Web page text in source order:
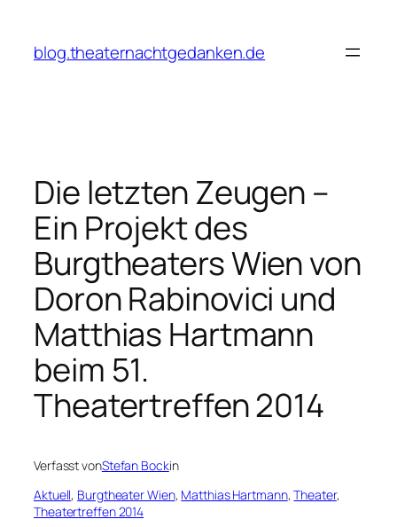
springen
blog.theaternachtgedanken.de
Die letzten Zeugen –
Ein Projekt des
Burgtheaters Wien von
Doron Rabinovici und
Matthias Hartmann
beim 51.
Theatertreffen 2014
Verfasst vonStefan Bockin
Aktuell, Burgtheater Wien, Matthias Hartmann, Theater
Theatertreffen 2014